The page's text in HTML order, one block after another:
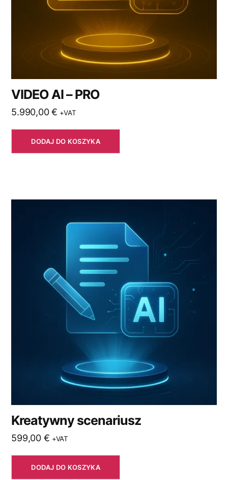
VIDEO AI – PRO
5.990,00€ +VAT
DODAJ DO KOSZYKA
Kreatywny scenariusz
599,00 € +VAT
DODAJ DO KOSZYKA